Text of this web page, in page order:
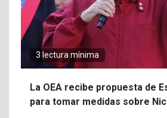
3 lectura mínima
La OEA recibe propuesta de
para tomar medidas sobre